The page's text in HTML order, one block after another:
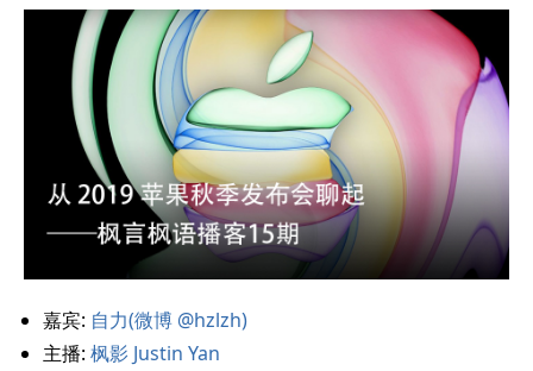
嘉宾: 自力(微博 @hzlzh)
主播: 枫影 Justin Yan